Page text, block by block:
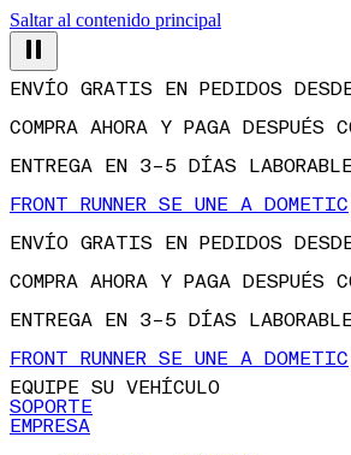
Saltar al contenido principal
COMPRA AHORA Y PAGA DESPUÉS
ENTREGA EN 3–5 DÍAS
FRONT RUNNER SE UNE A DOMETIC
ENVÍO GRATIS EN PEDIDOS
COMPRA AHORA Y PAGA DESPUÉS
ENTREGA EN 3–5 DÍAS
FRONT RUNNER SE UNE A DOMETIC
EQUIPE SU VEHÍCULO
SOPORTE
EMPRESA